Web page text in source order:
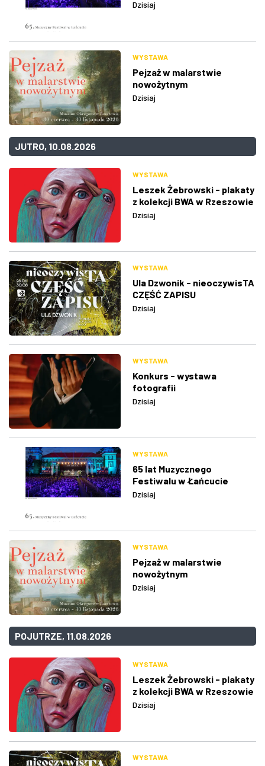
Dzisiaj
WYSTAWA
Pejzaż w malarstwie
nowożytnym
Dzisiaj
JUTRO, 10.08.2026
WYSTAWA
Leszek Żebrowski - plakaty
z kolekcji BWA w Rzeszowie
Dzisiaj
WYSTAWA
Ula Dzwonik - nieoczywisTA
CZĘŚĆ ZAPISU
Dzisiaj
WYSTAWA
Konkurs - wystawa
fotografii
Dzisiaj
WYSTAWA
65 lat Muzycznego
Festiwalu w Łańcucie
Dzisiaj
WYSTAWA
Pejzaż w malarstwie
nowożytnym
Dzisiaj
POJUTRZE, 11.08.2026
WYSTAWA
Leszek Żebrowski - plakaty
z kolekcji BWA w Rzeszowie
Dzisiaj
WYSTAWA